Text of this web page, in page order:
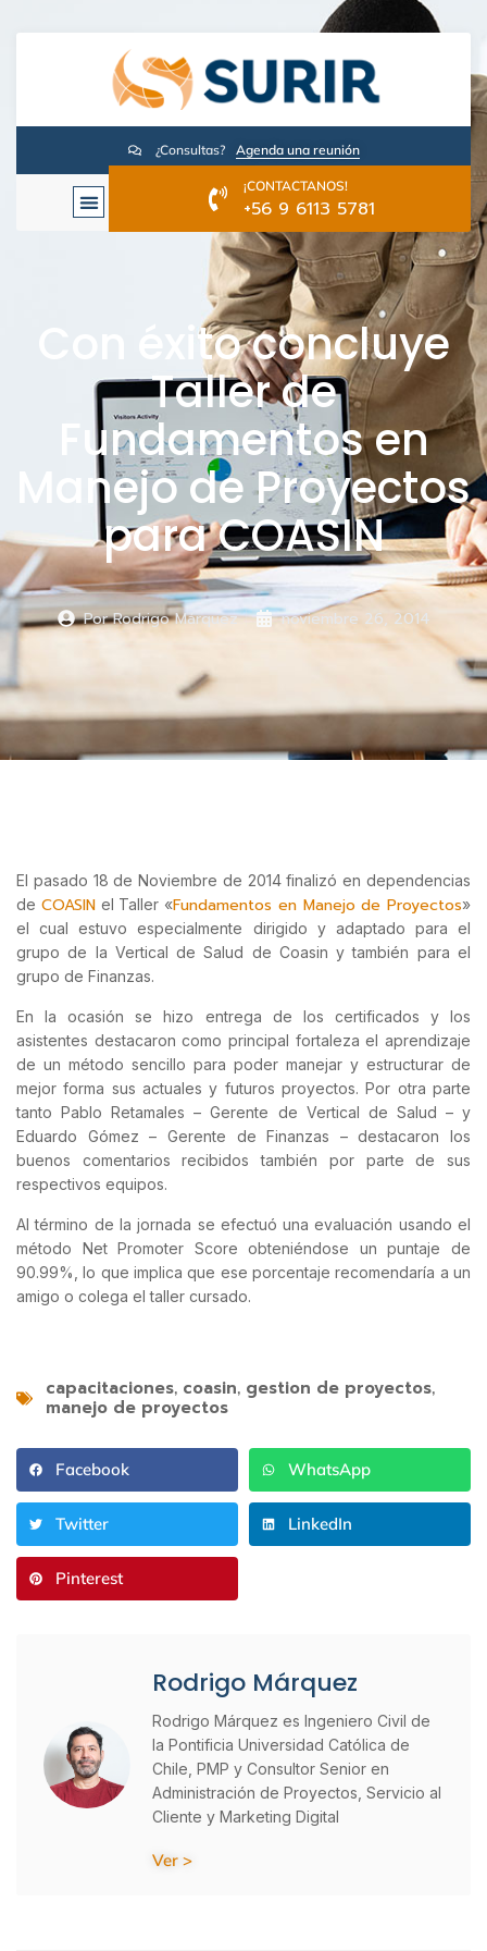
¿Consultas? Agenda una reunión
¡CONTACTANOS!
+56 9 6113 5781
Con éxito concluye
Taller de
Fundamentos en
Manejo de Proyectos
para COASIN
PorRodrigo Márquez noviembre 26, 2014
El pasado 18 de Noviembre de 2014 finalizó en dependencias
de COASINel Taller «Fundamentos en Manejo de Proyectos»
el cual estuvo especialmente dirigido y adaptado para el
grupo de la Vertical de Salud de Coasin y también para el
grupo de Finanzas.
En la ocasión se hizo entrega de los certificados y los
asistentes destacaron como principal fortaleza el aprendizaje
de un método sencillo para poder manejar y estructurar de
mejor forma sus actuales y futuros proyectos. Por otra parte
tanto Pablo Retamales – Gerente de Vertical de Salud – y
Eduardo Gómez – Gerente de Finanzas – destacaron los
buenos comentarios recibidos también por parte de sus
respectivos equipos.
Al término de la jornada se efectuó una evaluación usando el
método Net Promoter Score obteniéndose un puntaje de
90.99%, lo que implica que ese porcentaje recomendaría a un
amigo o colega el taller cursado.
capacitaciones, coasin, gestion de proyectos,
manejo de proyectos
Facebook WhatsApp
Twitter LinkedIn
Pinterest
Rodrigo Márquez
Rodrigo Márquez es Ingeniero Civil de
la Pontificia Universidad Católica de
Chile, PMP y Consultor Senior en
Administración de Proyectos, Servicio al
Cliente y Marketing Digital
Ver >